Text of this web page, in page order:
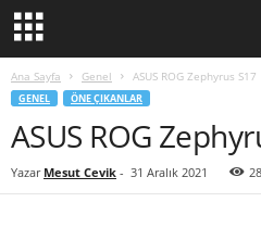
Ana Sayfa Genel ASUS ROG Zephyrus
GENEL ÖNE ÇIKANLAR
ASUS ROG
Yazar Mesut Cevik - 31 Aralık 2021